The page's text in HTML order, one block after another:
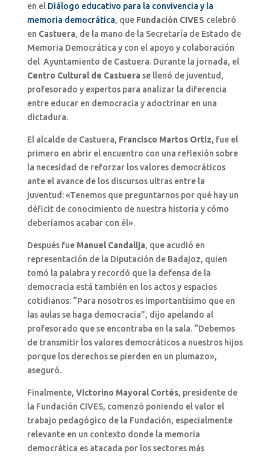
en el Diálogo educativo para la convivencia y la
memoria democrática, que Fundación CIVES celebró
en Castuera, de la mano de la Secretaría de Estado de
Memoria Democrática y con el apoyo y colaboración
del Ayuntamiento de Castuera. Durante la jornada, el
Centro Cultural de Castuera se llenó de juventud,
profesorado y expertos para analizar la diferencia
entre educar en democracia y adoctrinar en una
dictadura.
El alcalde de Castuera, Francisco Martos Ortiz, fue el
primero en abrir el encuentro con una reflexión sobre
la necesidad de reforzar los valores democráticos
ante el avance de los discursos ultras entre la
juventud: «Tenemos que preguntarnos por qué hay un
déficit de conocimiento de nuestra historia y cómo
deberíamos acabar con él».
Después fueManuel Candalija, que acudió en
representación de la Diputación de Badajoz, quien
tomó la palabra y recordó que la defensa de la
democracia está también en los actos y espacios
cotidianos: “Para nosotros es importantísimo que en
las aulas se haga democracia”, dijo apelando al
profesorado que se encontraba en la sala. “Debemos
de transmitir los valores democráticos a nuestros hijos
porque los derechos se pierden en un plumazo»,
aseguró.
Finalmente, Victorino Mayoral Cortés, presidente de
la Fundación CIVES, comenzó poniendo el valor el
trabajo pedagógico de la Fundación, especialmente
relevante en un contexto donde la memoria
democrática es atacada por los sectores más